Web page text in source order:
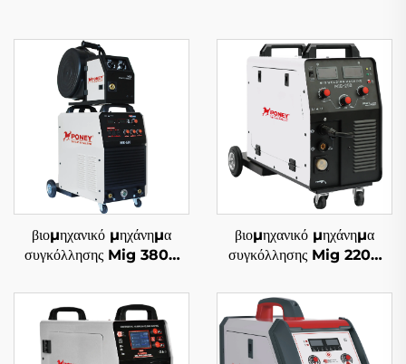
βιομηχανικό μηχάνημα
συγκόλλησης Mig 380V
ξεχωριστό τροφοδότη
σύρματος, πολυλειτουργικό
με προστασία αερίου CO2,
μηχάνημα συγκόλλησης
βιομηχανικό μηχάνημα
συγκόλλησης Mig 220V
με προστασία αερίου CO2,
μηχάνημα συγκόλλησης
Mig/Mag